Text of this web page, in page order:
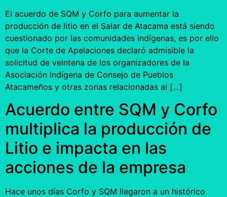
El acuerdo de SQM y Corfo para aumentar la
producción de litio en el Salar de Atacama está siendo
cuestionado por las comunidades indígenas, es por ello
que la Corte de Apelaciones declaró admisible la
solicitud de veintena de los organizadores de la
Asociación Indígena de Consejo de Pueblos
Atacameños y otras zonas relacionadas al […]
Acuerdo entre SQM y Corfo
multiplica la producción de
Litio e impacta en las
acciones de la empresa
Hace unos días Corfo y SQM llegaron a un histórico